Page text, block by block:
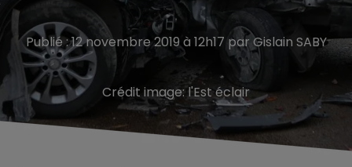
Publié : 12 novembre 2019 à 12h17 par Gislain SABY
Crédit image:l'Est éclair